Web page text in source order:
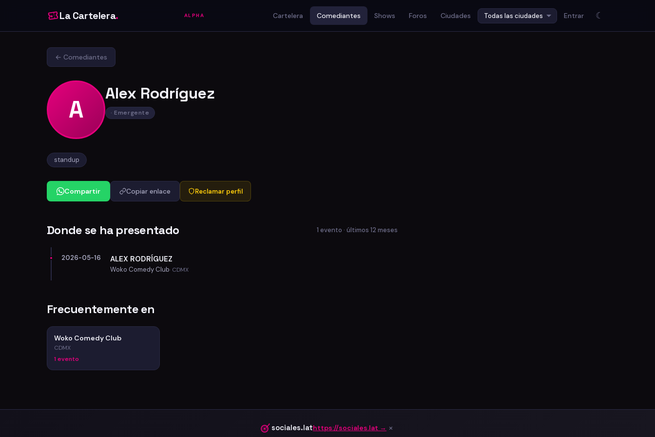
La Cartelera. ALPHA Cartelera Comediantes Shows Foros Ciudades Entrar ☾
← Comediantes
A
Alex Rodríguez
· Emergente
standup
Compartir Copiar enlace Reclamar perfil
Donde se ha presentado 1 evento · últimos 12 meses
2026-05-16 ALEX RODRÍGUEZ
Woko Comedy Club· CDMX
Frecuentemente en
Woko Comedy Club
CDMX
1 evento
sociales.lathttps://sociales.lat → ×